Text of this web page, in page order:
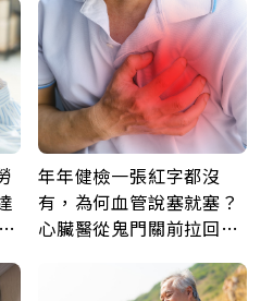
年年健檢一張紅字都沒
有，為何血管說塞就塞？
心臟醫從鬼門關前拉回病